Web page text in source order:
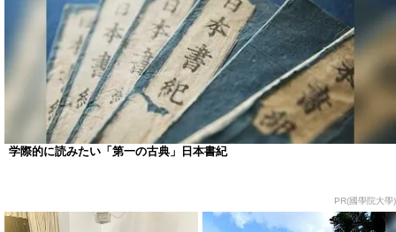
学際的に読みたい「第一の古典」日本書紀
PR(國學院大學)